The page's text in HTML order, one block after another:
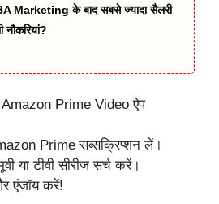
Marketing के बाद सबसे ज्यादा सैलरी
नौकरियां?
Prime Video ऐप
Prime सब्सक्रिप्शन लें।
या टीवी सीरीज सर्च करें।
एंजॉय करें!